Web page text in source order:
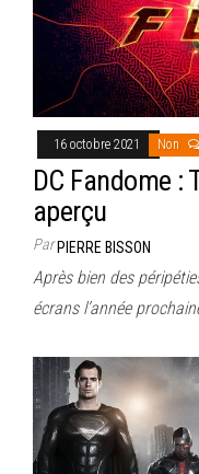
16 octobre 2021 Non
DC Fandome :
aperçu
ParPIERRE BISSON
Après bien des
écrans l’année